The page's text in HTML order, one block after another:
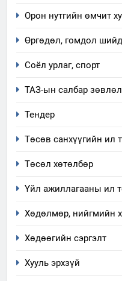
Орон нутгийн өмчит
Өргөдөл, гомдол
Соёл урлаг, спорт
ТАЗ-ын салбар зөвлөл
Тендер
Төсөв санхүүгийн ил
Төсөл хөтөлбөр
Үйл ажиллагааны ил
Хөдөлмөр, нийгмийн
Хөдөөгийн сэргэлт
Хууль эрхзүй
5
6
ИЛ